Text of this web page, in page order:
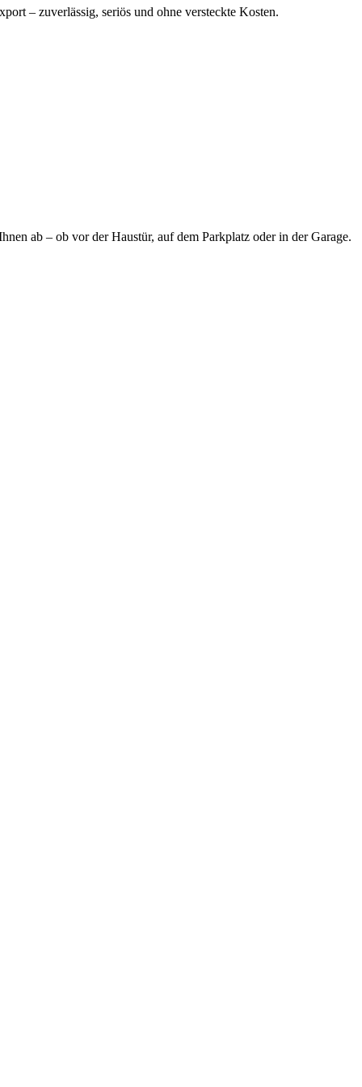
– zuverlässig, seriös und ohne versteckte Kosten.
ab – ob vor der Haustür, auf dem Parkplatz oder in der Garage.